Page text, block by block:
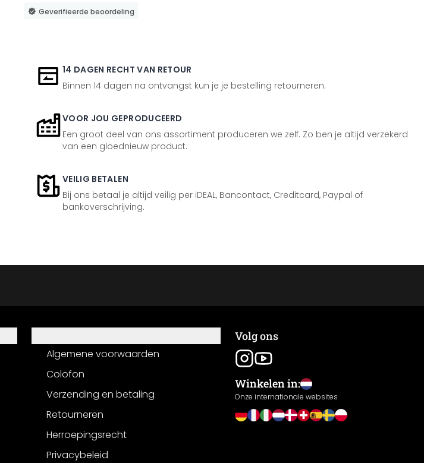
Geverifieerde beoordeling
14 DAGEN RECHT VAN RETOUR
Binnen 14 dagen na ontvangst kun je je bestelling retourneren.
VOOR JOU GEPRODUCEERD
Een groot deel van ons assortiment produceren we zelf. Zo ben je altijd verzekerd
van een gloednieuw product.
VEILIG BETALEN
Bij ons betaal je altijd veilig per iDEAL, Bancontact, Creditcard, Paypal of
bankoverschrijving.
Algemene voorwaarden
Colofon
Verzending en betaling
Retourneren
Herroepingsrecht
Privacybeleid
Volg ons
Winkelen in:
Onze internationale websites